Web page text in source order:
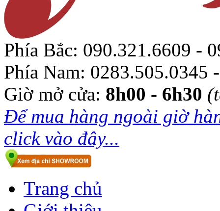
Phía Bắc: 090.321.6609 -
Phía Nam: 0283.505.0345
Giờ mở cửa: 8h00 - 6h30
Để mua hàng ngoài giờ
click vào đây...
Trang chủ